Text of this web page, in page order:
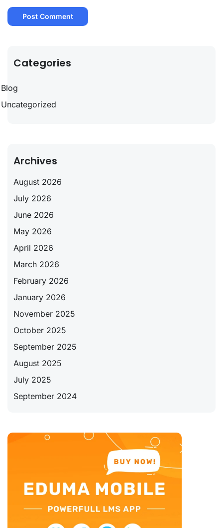
Categories
Blog
Uncategorized
Archives
August 2026
July 2026
June 2026
May 2026
April 2026
March 2026
February 2026
January 2026
November 2025
October 2025
September 2025
August 2025
July 2025
September 2024